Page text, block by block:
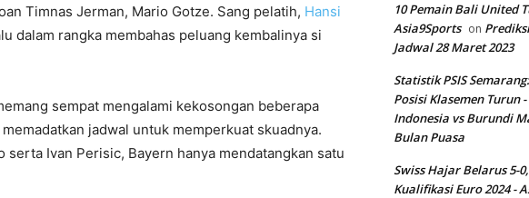
Timnas Jerman, Mario Gotze. Sang pelatih, Hansi
dalam rangka membahas peluang kembalinya si
sempat mengalami kekosongan beberapa
jadwal untuk memperkuat skuadnya.
Ivan Perisic, Bayern hanya mendatangkan satu
10 Pemain Bali United
Asia9Sports on
Jadwal 28 Maret 2023
Statistik PSIS
Posisi Klasemen Turun
Indonesia vs Burundi
Bulan Puasa
Swiss Hajar Belarus 5-
Kualifikasi Euro 2024 -